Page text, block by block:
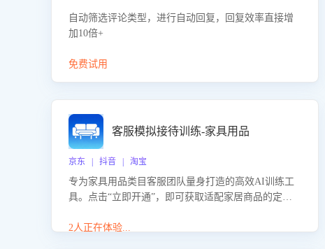
自动筛选评论类型，进行自动回复，回复效率直接增
加10倍+
免费试用
客服模拟接待训练-家具用品
京东 | 抖音 | 淘宝
专为家具用品类目客服团队量身打造的高效AI训练工
具。点击“立即开通”，即可获取适配家居商品的定制
客服在家具用品功能、尺寸参数咨询等高频场景下的
2人正在体验...